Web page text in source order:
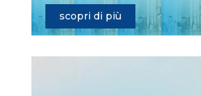
scopri di più